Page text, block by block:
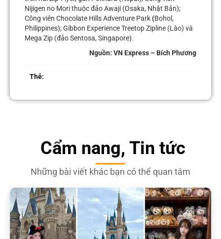
Nijigen no Mori thuộc đảo Awaji (Osaka, Nhật Bản);
Công viên Chocolate Hills Adventure Park(Bohol,
Philippines); Gibbon Experience Treetop Zipline (Lào) và
Mega Zip (đảo Sentosa, Singapore).
Nguồn: VN Express – Bích Phương
Thẻ:
Cẩm nang, Tin tức
Những bài viết khác bạn có thể quan tâm